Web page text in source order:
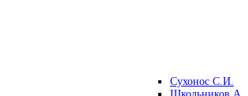
Сухонос С.И.